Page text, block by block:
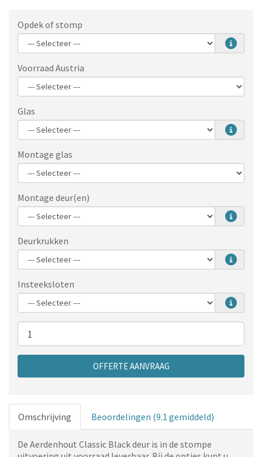
Opdek of stomp
Voorraad Austria
Glas
Montage glas
Montage deur(en)
Deurkrukken
Insteeksloten
Aantal
OFFERTE AANVRAAG
Omschrijving Beoordelingen (9.1 gemiddeld)
De Aerdenhout Classic Black deur is in de stompe